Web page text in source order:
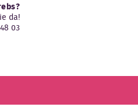
da!
03